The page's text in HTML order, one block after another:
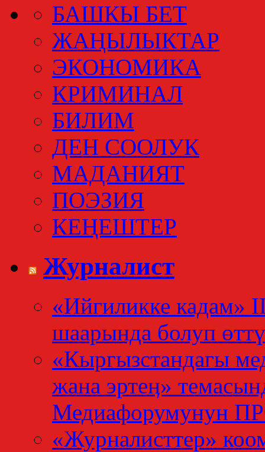
БАШКЫ БЕТ
ЖАҢЫЛЫКТАР
ЭКОНОМИКА
КРИМИНАЛ
БИЛИМ
ДЕН СООЛУК
МАДАНИЯТ
ПОЭЗИЯ
КЕҢЕШТЕР
Журналист
«Ийгиликке кадам»
шаарында болуп өттү
«Кыргызстандагы
жана эртеӊ»
Медиафорумунун
«Журналисттер»